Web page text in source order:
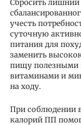
Сбросить лишний
учесть
суточную
питания для
заменить
пищу полезными
витаминами и
на ходу.
При соблюдении
калорий ПП